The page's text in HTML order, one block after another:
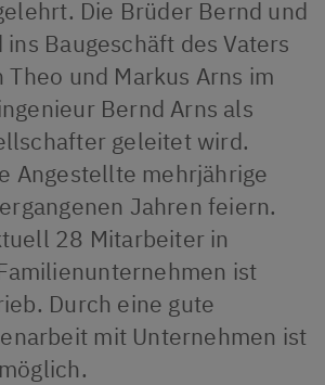
Die Brüder Bernd und
Baugeschäft des Vaters
und Markus Arns im
Bernd Arns als
geleitet wird.
Angestellte mehrjährige
Jahren feiern.
28 Mitarbeiter in
ist
Durch eine gute
mit Unternehmen ist